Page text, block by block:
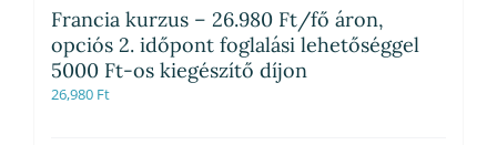
Francia kurzus – 26.980 Ft/fő áron,
opciós 2. időpont foglalási lehetőséggel
5000 Ft-os kiegészítő díjon
26,980 Ft